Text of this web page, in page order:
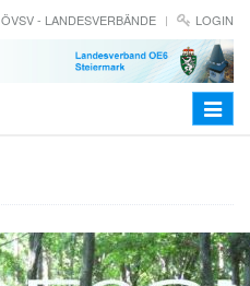
ÖVSV - LANDESVERBÄNDE LOGIN
Toggle